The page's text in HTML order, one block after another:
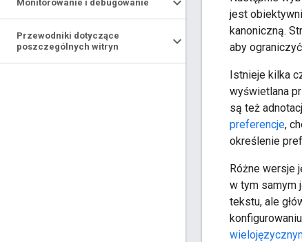
Monitorowanie i debugowanie
Przewodniki dotyczące
poszczególnych witryn
jest
kanoniczną.
aby
Istnieje kilka
wyświetlana
są też
preferencje,
określenie
Różne wersje
w tym samym
tekstu, ale